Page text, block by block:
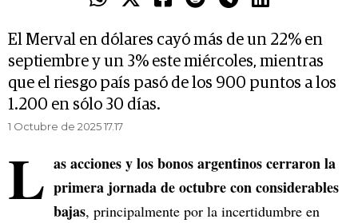
El Merval en dólares cayó más de un 22% en
septiembre y un 3% este miércoles, mientras
que el riesgo país pasó de los 900 puntos a los
1.200 en sólo 30 días.
1 Octubre de 2025 17.17
L as acciones y los bonos argentinos cerraron la
primera jornada de octubre con considerables
bajas, principalmente por la incertidumbre en